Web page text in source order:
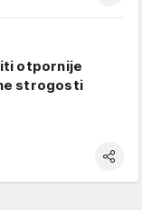
otpornije
strogosti